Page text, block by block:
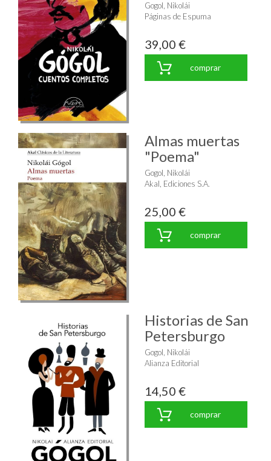
Gogol, Nikolái
Páginas de Espuma
39,00 €
comprar
Almas muertas
"Poema"
Gogol, Nikolái
Akal, Ediciones S.A.
25,00 €
comprar
Historias de San
Petersburgo
Gogol, Nikolái
Alianza Editorial
14,50 €
comprar